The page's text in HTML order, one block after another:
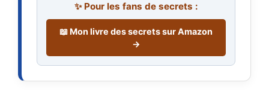
✨ Pour les fans de secrets :
📖 Mon livre des secrets sur Amazon
→